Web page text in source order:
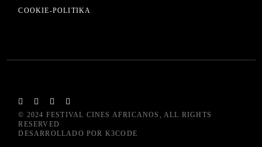
COOKIE-POLITIKA
© 2024 FESTIVAL CINES AFRICANOS , ALL RIGHTS
RESERVED
DESARROLLADO POR K3CODE